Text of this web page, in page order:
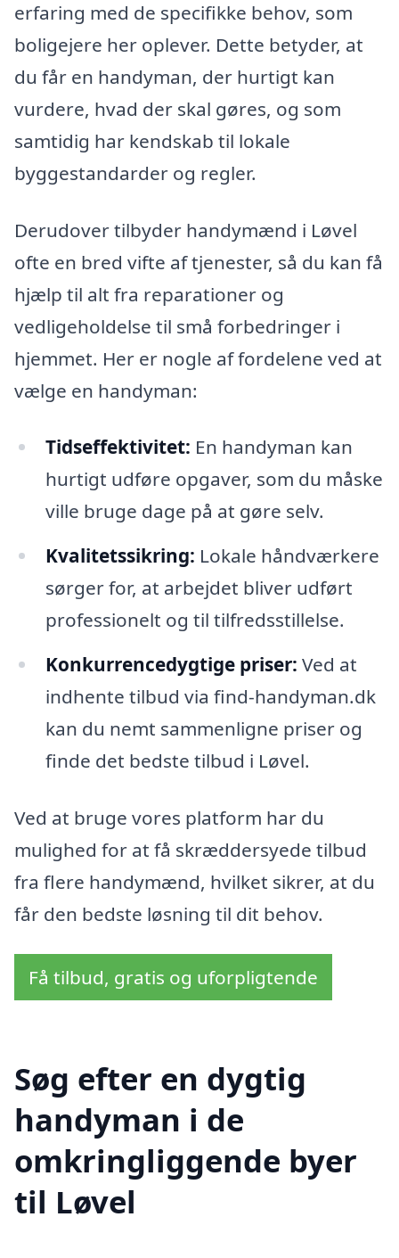
erfaring med de specifikke behov, som
boligejere her oplever. Dette betyder, at
du får en handyman, der hurtigt kan
vurdere, hvad der skal gøres, og som
samtidig har kendskab til lokale
byggestandarder og regler.
Derudover tilbyder handymænd i Løvel
ofte en bred vifte af tjenester, så du kan få
hjælp til alt fra reparationer og
vedligeholdelse til små forbedringer i
hjemmet. Her er nogle af fordelene ved at
vælge en handyman:
Tidseffektivitet: En handyman kan
hurtigt udføre opgaver, som du måske
ville bruge dage på at gøre selv.
Kvalitetssikring: Lokale håndværkere
sørger for, at arbejdet bliver udført
professionelt og til tilfredsstillelse.
Konkurrencedygtige priser: Ved at
indhente tilbud via find-handyman.dk
kan du nemt sammenligne priser og
finde det bedste tilbud i Løvel.
Ved at bruge vores platform har du
mulighed for at få skræddersyede tilbud
fra flere handymænd, hvilket sikrer, at du
får den bedste løsning til dit behov.
Få tilbud, gratis og uforpligtende
Søg efter en dygtig
handyman i de
omkringliggende byer
til Løvel